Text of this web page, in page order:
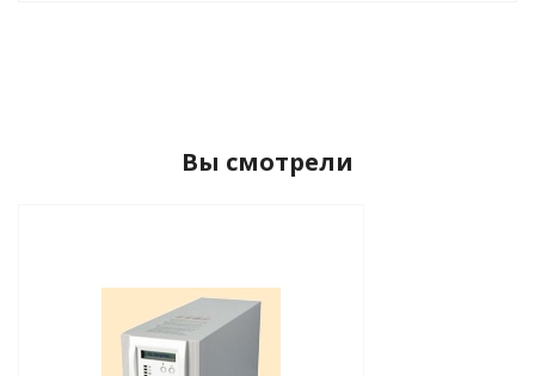
Вы смотрели